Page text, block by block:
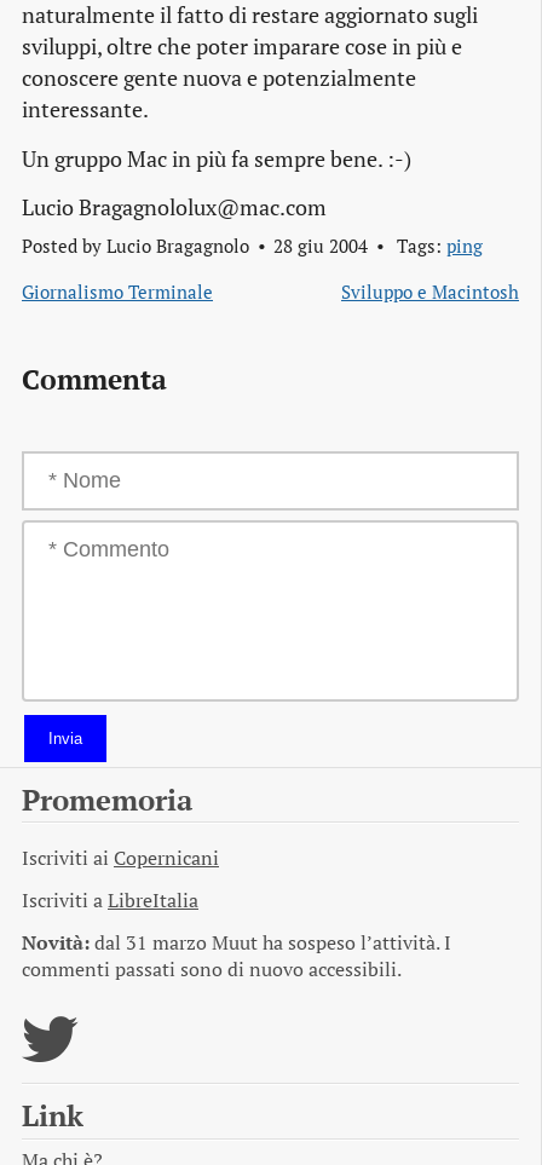
naturalmente il fatto di restare aggiornato sugli
sviluppi, oltre che poter imparare cose in più e
conoscere gente nuova e potenzialmente
interessante.
Un gruppo Mac in più fa sempre bene. :-)
Lucio Bragagnololux@mac.com
Posted by Lucio Bragagnolo 28 giu 2004 Tags: ping
Giornalismo Terminale
Sviluppo e Macintosh
Commenta
Invia
Promemoria
Iscriviti ai Copernicani
Iscriviti aLibreItalia
Novità:dal 31 marzo Muut ha sospeso l’attività. I
commenti passati sono di nuovo accessibili.
Link